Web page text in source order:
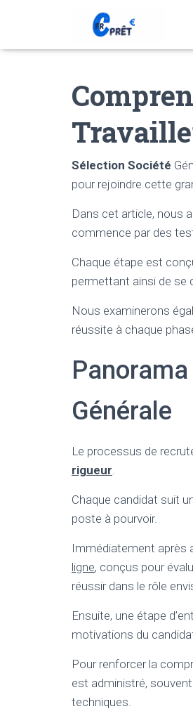
Sélection Société
pour rejoindre cette
Dans cet article, nous
commence par des
Chaque étape est
permettant ainsi de se
Nous examinerons
réussite à chaque
Générale
Le processus de
rigueur.
Chaque candidat suit
poste à pourvoir.
Immédiatement après
ligne, conçus pour
réussir dans le rôle
Ensuite, une étape
motivations du
Pour renforcer la
est administré,
techniques.